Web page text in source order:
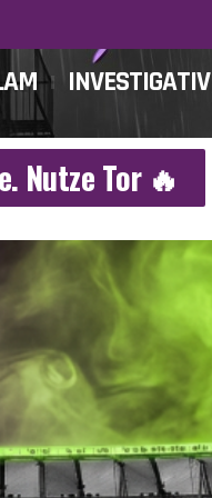
INVESTIGATIV
Nutze Tor 🔥